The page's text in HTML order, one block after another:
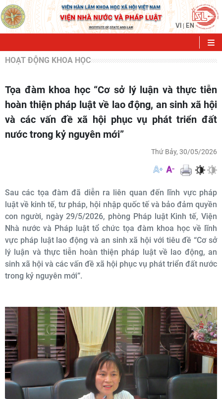
VI | EN
HOẠT ĐỘNG KHOA HỌC
Tọa đàm khoa học “Cơ sở lý luận và thực tiễn
hoàn thiện pháp luật về lao động, an sinh xã hội
và các vấn đề xã hội phục vụ phát triển đất
nước trong kỷ nguyên mới”
Thứ Bảy, 30/05/2026
Sau các tọa đàm đã diễn ra liên quan đến lĩnh vực pháp
luật về kinh tế, tư pháp, hội nhập quốc tế và bảo đảm quyền
con người, ngày 29/5/2026, phòng Pháp luật Kinh tế, Viện
Nhà nước và Pháp luật tổ chức tọa đàm khoa học về lĩnh
vực pháp luật lao động và an sinh xã hội với tiêu đề “Cơ sở
lý luận và thực tiễn hoàn thiện pháp luật về lao động, an
sinh xã hội và các vấn đề xã hội phục vụ phát triển đất nước
trong kỷ nguyên mới”.